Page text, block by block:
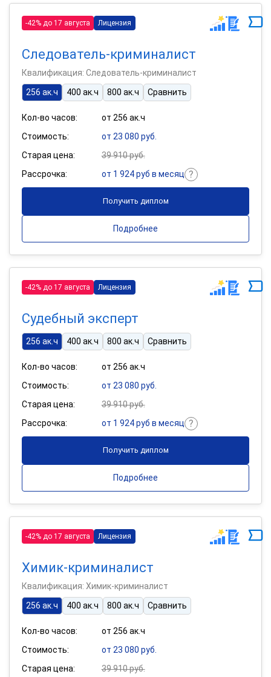
-42% до 17 августа Лицензия
Следователь-криминалист
Квалификация: Следователь-криминалист
256 ак.ч
400 ак.ч 800 ак.ч Сравнить
Кол-во часов:
от 256 ак.ч
Стоимость:
от 23 080 руб.
Старая цена:
39 910 руб.
Рассрочка:
от 1 924 руб в месяц
Получить диплом
Подробнее
-42% до 17 августа Лицензия
Судебный эксперт
256 ак.ч 400 ак.ч 800 ак.ч Сравнить
Кол-во часов:
от 256 ак.ч
Стоимость:
от 23 080 руб.
Старая цена:
39 910 руб.
Рассрочка:
от 1 924 руб в месяц
Получить диплом
Подробнее
-42% до 17 августа Лицензия
Химик-криминалист
Квалификация: Химик-криминалист
256 ак.ч
400 ак.ч 800 ак.ч Сравнить
Кол-во часов:
от 256 ак.ч
Стоимость:
от 23 080 руб.
Старая цена:
39 910 руб.